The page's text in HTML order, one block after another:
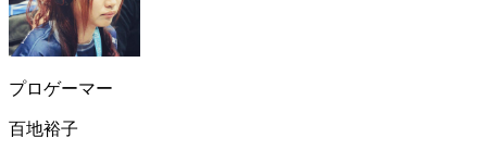
プロゲーマー
百地裕子